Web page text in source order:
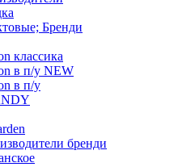
Бренди
классика
в п/у NEW
в п/у
бренди